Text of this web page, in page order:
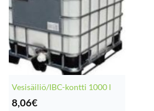
Vesisäiliö/IBC-kontti 1000 l
8,06€